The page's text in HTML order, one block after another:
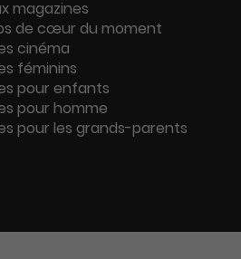
magazines
de cœur du moment
cinéma
féminins
pour enfants
pour homme
pour les grands-parents